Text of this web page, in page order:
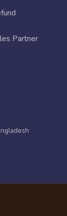
Partner